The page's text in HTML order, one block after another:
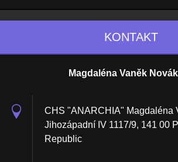
KONTAKT
Magdaléna Vaněk
CHS "ANARCHIA" Magdaléna
Jihozápadní IV 1117/9, 141 00
Republic